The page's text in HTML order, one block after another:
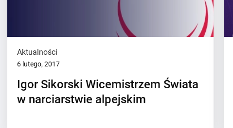
Aktualności
6 lutego, 2017
Igor Sikorski Wicemistrzem Świata
w narciarstwie alpejskim